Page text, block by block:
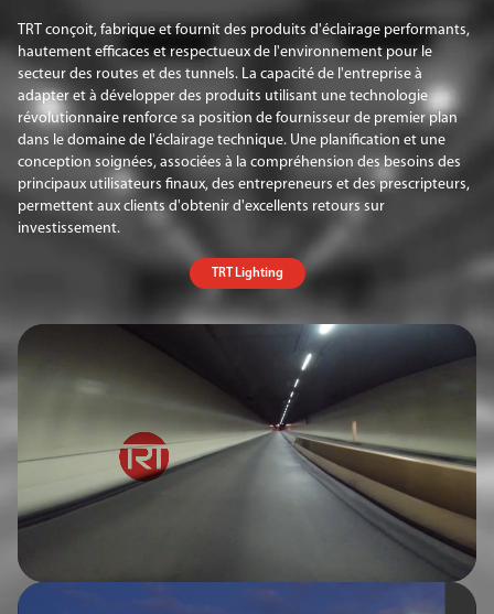
TRT conçoit, fabrique et fournit des produits d'éclairage performants,
hautement efficaces et respectueux de l'environnement pour le
secteur des routes et des tunnels. La capacité de l'entreprise à
adapter et à développer des produits utilisant une technologie
révolutionnaire renforce sa position de fournisseur de premier plan
dans le domaine de l'éclairage technique. Une planification et une
conception soignées, associées à la compréhension des besoins des
principaux utilisateurs finaux, des entrepreneurs et des prescripteurs,
permettent aux clients d'obtenir d'excellents retours sur
investissement.
TRT Lighting